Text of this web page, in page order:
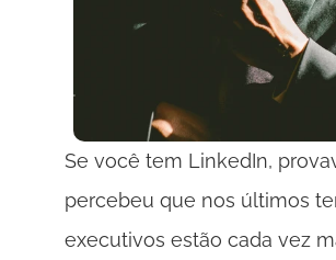
Se você tem LinkedIn,
percebeu que nos últimos
executivos estão cada vez